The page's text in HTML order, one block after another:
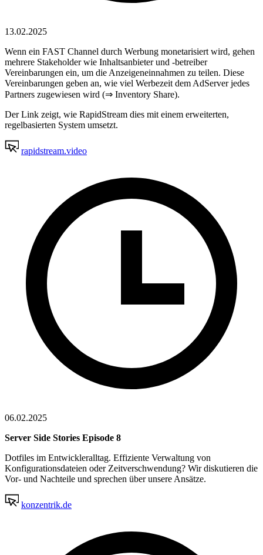
13.02.2025
Wenn ein FAST Channel durch Werbung monetarisiert wird, gehen
mehrere Stakeholder wie Inhaltsanbieter und -betreiber
Vereinbarungen ein, um die Anzeigeneinnahmen zu teilen. Diese
Vereinbarungen geben an, wie viel Werbezeit dem AdServer jedes
Partners zugewiesen wird (⇒ Inventory Share).
Der Link zeigt, wie RapidStream dies mit einem erweiterten,
regelbasierten System umsetzt.
rapidstream.video
06.02.2025
Server Side Stories Episode 8
Dotfiles im Entwickleralltag. Effiziente Verwaltung von
Konfigurationsdateien oder Zeitverschwendung? Wir diskutieren die
Vor- und Nachteile und sprechen über unsere Ansätze.
konzentrik.de